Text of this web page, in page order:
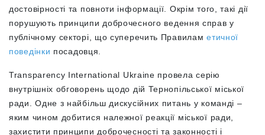
достовірності та повноти інформації.
Окрім того, такі дії
порушують принципи доброчесного ведення справ у
публічному секторі, що суперечить Правиламетичної
поведінки посадовця.
Transparency International Ukraine провела серію
внутрішніх обговорень щодо дій Тернопільської міської
ради. Одне з найбільш дискусійних питань у команді –
яким чином добитися належної реакції міської ради,
захистити принципи доброчесності та законності і